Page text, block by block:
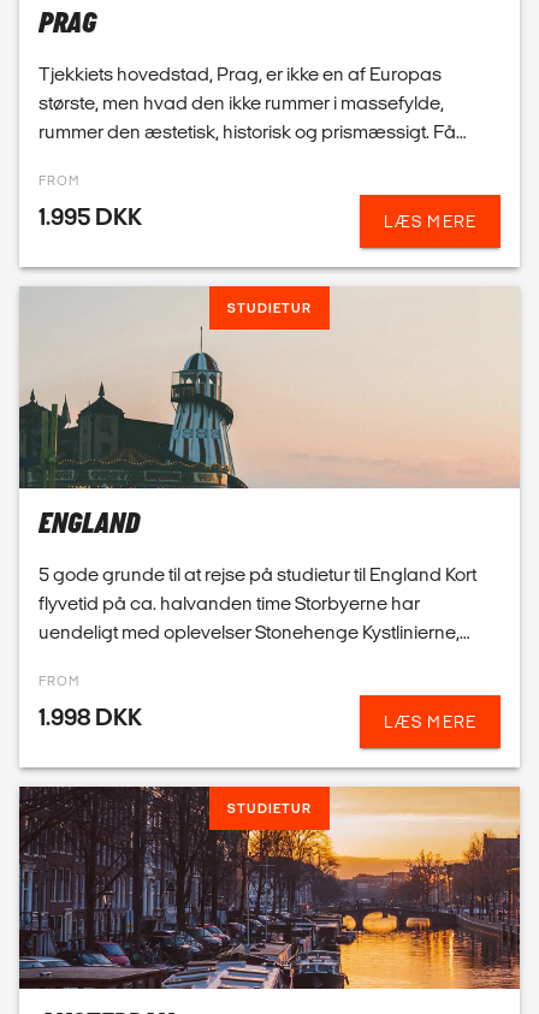
1.995 DKK
5 gode grunde til at rejse på studietur til England Kort
flyvetid på ca. halvanden time Storbyerne har
uendeligt med oplevelser Stonehenge Kystlinierne,
særligt i Sydengland Englands kunst-, kultur- og spo...
FROM
1.998 DKK
AMSTERDAM
4 gode grunde til at tage på studietur til Amsterdam
Amsterdam er, sammen med København, muligvis den
mest laid-back storby i Europa Alle taler et godt
engelsk Man kan cykle rundt på studierejsen i
FROM